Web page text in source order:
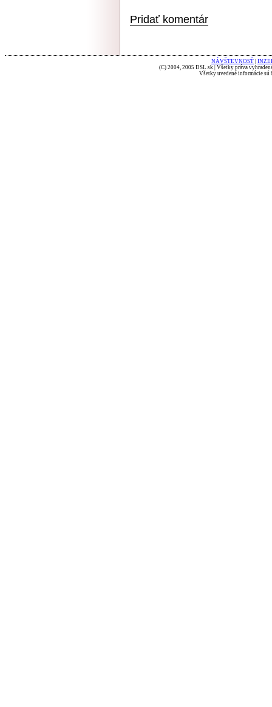
Pridať komentár
NÁVŠTEVNOSŤ
(C) 2004, 2005 DSL.sk | Všetky práva
Všetky uvedené informácie sú